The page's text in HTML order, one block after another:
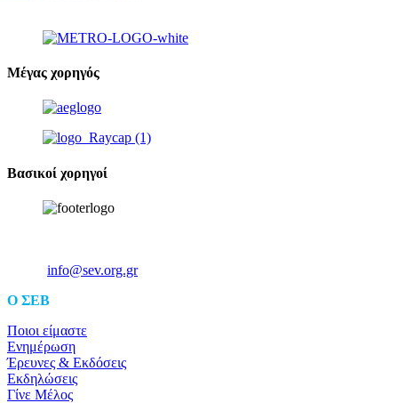
Μέγας χορηγός
Βασικοί χορηγοί
info@sev.org.gr
O ΣΕΒ
Ποιοι είμαστε
Ενημέρωση
Έρευνες & Εκδόσεις
Εκδηλώσεις
Γίνε Μέλος